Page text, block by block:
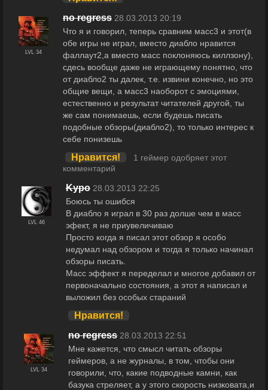
LVL 34
no regress 28.03.2013 20:19
Что я и говорил, теперь сравним масс3 и этот(в
обе игры не играл, вместо диабло нравится
фаллаут2,а вместо масс поклоняюсь киллзону),
сдесь вообще даже не играющему понятно, что
от диабло2 ты далек, т.е. извини конечно, но это
общие вещи, а масс3 наоборот с эмоциями,
естественно и результат читателей другой, ты
же сам понимаешь, если будешь писать
подобные обзоры(диабло2), то только интерес к
себе понизешь
Нравится!
1 геймер одобряет этот
комментарий
LVL 46
Kypo 28.03.2013 22:25
Боюсь ты ошибся
В диабло я играл в 30 раз долше чем в масс
эфект, я не приувеличиваю
Просто когда я писал этот обзор я особо
недумал над обзором и тогда я только начинал
обзоры писать.
Масс эффект я переделал и многое добавил от
первоначально состояния, а этот я написал и
выложил без особых стараний
Нравится!
LVL 34
no regress 28.03.2013 22:51
Мне кажется, что смысл читать обзоры
геймеров, а не журналы, в том, чтобы они
говорили, что, какие подводные камни, как
базука стреляет, а у этого скорость низковата,и